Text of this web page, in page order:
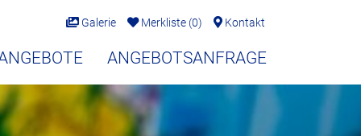
Galerie Merkliste (0) Kontakt
ANGEBOTSANFRAGE